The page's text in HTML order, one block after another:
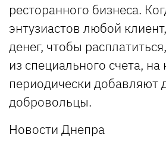
ресторанного бизнеса.
энтузиастов любой
денег, чтобы
из специального счета,
периодически добавляют
добровольцы.
Новости Днепра